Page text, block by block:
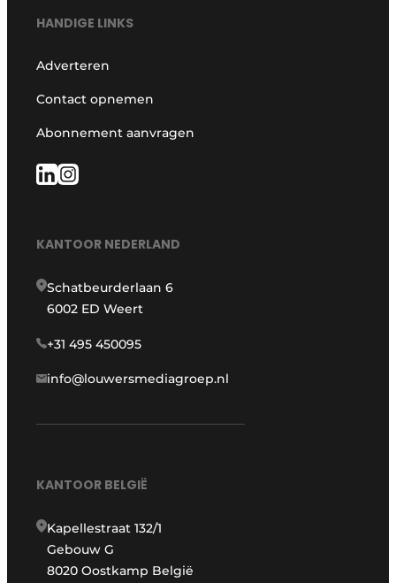
HANDIGE LINKS
Adverteren
Contact opnemen
Abonnement aanvragen
KANTOOR NEDERLAND
Schatbeurderlaan 6
6002 ED Weert
+31 495 450095
info@louwersmediagroep.nl
KANTOOR BELGIË
Kapellestraat 132/1
Gebouw G
8020 Oostkamp België